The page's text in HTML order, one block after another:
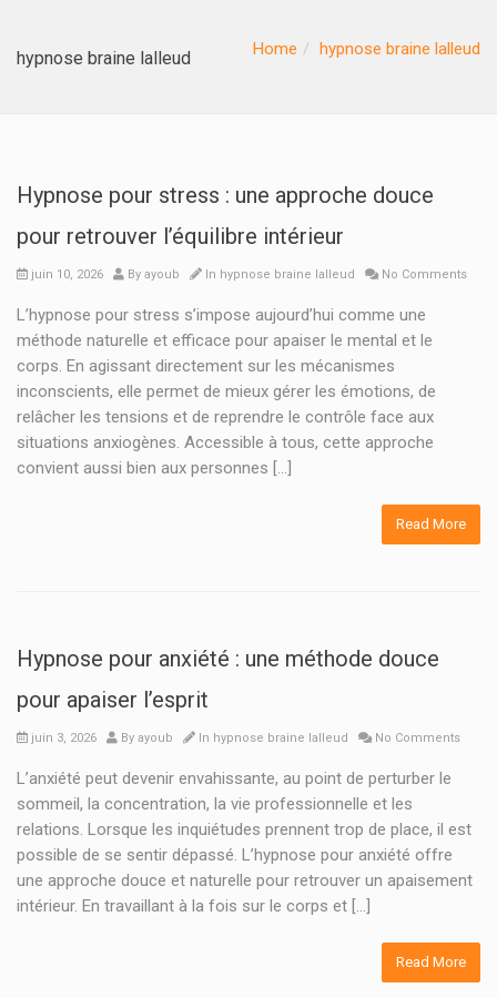
hypnose braine lalleud Home hypnose braine lalleud
Hypnose pour stress : une approche douce
pour retrouver l’équilibre intérieur
juin 10, 2026 By ayoub In hypnose braine lalleud No Comments
L’hypnose pour stress s’impose aujourd’hui comme une
méthode naturelle et efficace pour apaiser le mental et le
corps. En agissant directement sur les mécanismes
inconscients, elle permet de mieux gérer les émotions, de
relâcher les tensions et de reprendre le contrôle face aux
situations anxiogènes. Accessible à tous, cette approche
convient aussi bien aux personnes […]
Read More
Hypnose pour anxiété : une méthode douce
pour apaiser l’esprit
juin 3, 2026 By ayoub In hypnose braine lalleud No Comments
L’anxiété peut devenir envahissante, au point de perturber le
sommeil, la concentration, la vie professionnelle et les
relations. Lorsque les inquiétudes prennent trop de place, il est
possible de se sentir dépassé. L’hypnose pour anxiété offre
une approche douce et naturelle pour retrouver un apaisement
intérieur. En travaillant à la fois sur le corps et […]
Read More